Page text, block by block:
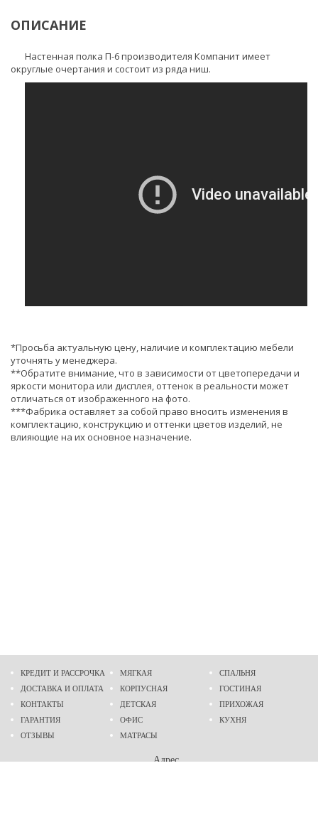
ОПИСАНИЕ
Настенная полка П-6 производителя Компанит имеет
округлые очертания и состоит из ряда ниш.
*Просьба актуальную цену, наличие и комплектацию мебели
уточнять у менеджера.
**Обратите внимание, что в зависимости от цветопередачи и
яркости монитора или дисплея, оттенок в реальности может
отличаться от изображенного на фото.
***Фабрика оставляет за собой право вносить изменения в
комплектацию, конструкцию и оттенки цветов изделий, не
влияющие на их основное назначение.
КРЕДИТ И РАССРОЧКА
ДОСТАВКА И ОПЛАТА
КОНТАКТЫ
ГАРАНТИЯ
ОТЗЫВЫ
МЯГКАЯ
КОРПУСНАЯ
ДЕТСКАЯ
ОФИС
МАТРАСЫ
СПАЛЬНЯ
ГОСТИНАЯ
ПРИХОЖАЯ
КУХНЯ
Адрес